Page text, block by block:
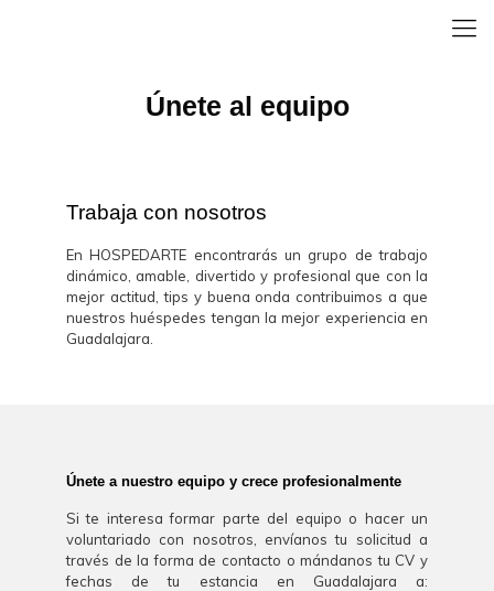
Únete al equipo
Trabaja con nosotros
En HOSPEDARTE encontrarás un grupo de trabajo
dinámico, amable, divertido y profesional que con la
mejor actitud, tips y buena onda contribuimos a que
nuestros huéspedes tengan la mejor experiencia en
Guadalajara.
Únete a nuestro equipo y crece profesionalmente
Si te interesa formar parte del equipo o hacer un
voluntariado con nosotros, envíanos tu solicitud a
través de la forma de contacto o mándanos tu CV y
fechas de tu estancia en Guadalajara a: